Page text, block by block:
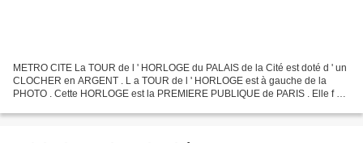
METRO CITE La TOUR de l ' HORLOGE du PALAIS de la Cité est doté d ' un
CLOCHER en ARGENT . L a TOUR de l ' HORLOGE est à gauche de la
PHOTO . Cette HORLOGE est la PREMIERE PUBLIQUE de PARIS . Elle f ût